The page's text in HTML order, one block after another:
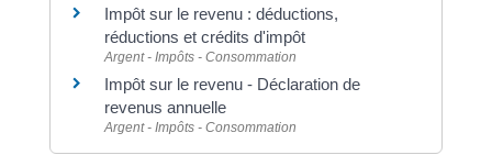
Impôt sur le revenu : déductions,
réductions et crédits d'impôt
Argent - Impôts - Consommation
Impôt sur le revenu - Déclaration de
revenus annuelle
Argent - Impôts - Consommation